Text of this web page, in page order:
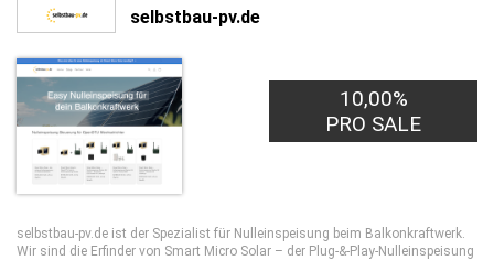
selbstbau-pv.de
10,00%
PRO SALE
selbstbau-pv.de ist der Spezialist für Nulleinspeisung beim Balkonkraftwerk.
Wir sind die Erfinder von Smart Micro Solar – der Plug-&-Play-Nulleinspeisung